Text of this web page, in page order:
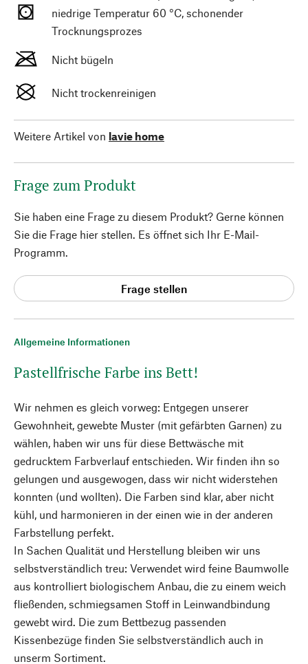
Allgemeine Informationen
Pastellfrische Farbe ins Bett!
Wir nehmen es gleich vorweg: Entgegen unserer
Gewohnheit, gewebte Muster (mit gefärbten Garnen) zu
wählen, haben wir uns für diese Bettwäsche mit
gedrucktem Farbverlauf entschieden. Wir finden ihn so
gelungen und ausgewogen, dass wir nicht widerstehen
konnten (und wollten). Die Farben sind klar, aber nicht
kühl, und harmonieren in der einen wie in der anderen
Farbstellung perfekt.
In Sachen Qualität und Herstellung bleiben wir uns
selbstverständlich treu: Verwendet wird feine Baumwolle
aus kontrolliert biologischem Anbau, die zu einem weich
fließenden, schmiegsamen Stoff in Leinwandbindung
gewebt wird. Die zum Bettbezug passenden
Kissenbezüge finden Sie selbstverständlich auch in
unserm Sortiment.
niedrige Temperatur 60 °C, schonender
Trocknungsprozes
Nicht bügeln
Nicht trockenreinigen
Weitere Artikel von lavie home
Frage zum Produkt
Sie haben eine Frage zu diesem Produkt? Gerne können
Sie die Frage hier stellen. Es öffnet sich Ihr E-Mail-
Programm.
Frage stellen